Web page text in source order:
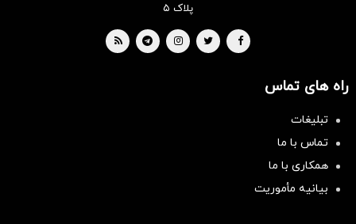
پلاک ۵
راه های تماس
تبلیغات
تماس با ما
همکاری با ما
بیانیه مأموریت